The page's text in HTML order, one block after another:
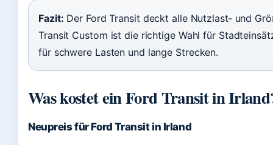
Fazit: Der Ford Transit deckt alle Nutzlast‑ und
Transit Custom ist die richtige Wahl für
für schwere Lasten und lange Strecken.
Was kostet ein Ford Transit in
Neupreis für Ford Transit in Irland